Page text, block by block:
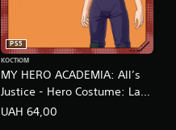
MY HERO ACADEMIA: All’s
Justice - Hero Costume: Lady
Nagant
PS5
КОСТЮМ
UAH 64,00